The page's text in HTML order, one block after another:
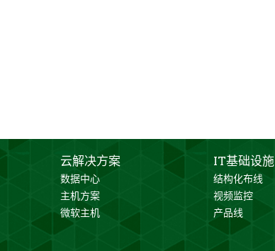
云解决方案
数据中心
主机方案
微软主机
IT基础设施
结构化布线
视频监控
产品线